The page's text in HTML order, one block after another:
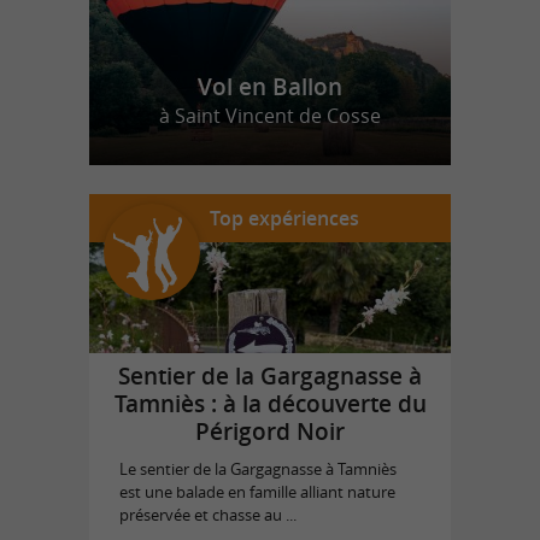
Vol en Ballon
à Saint Vincent de Cosse
Top expériences
Sentier de la Gargagnasse à
Tamniès : à la découverte du
Périgord Noir
Le sentier de la Gargagnasse à Tamniès
est une balade en famille alliant nature
préservée et chasse au ...